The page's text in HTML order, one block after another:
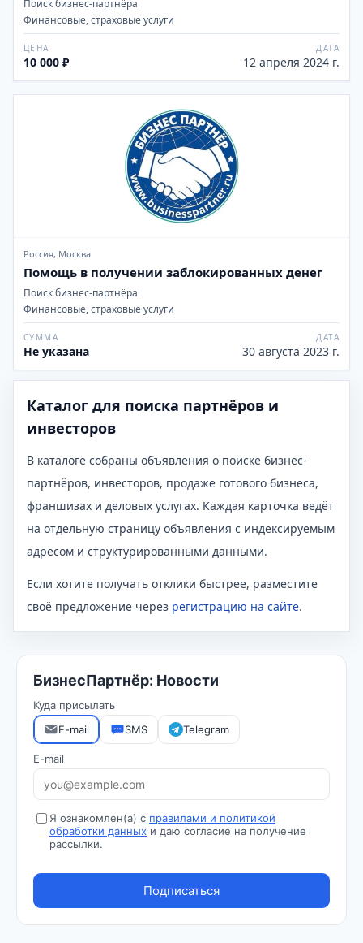
Поиск бизнес-партнёра
Финансовые, страховые услуги
ЦЕНА
10 000 ₽
ДАТА
12 апреля 2024 г.
Россия, Москва
Помощь в получении заблокированных денег
Поиск бизнес-партнёра
Финансовые, страховые услуги
СУММА
Не указана
ДАТА
30 августа 2023 г.
Каталог для поиска партнёров и
инвесторов
В каталоге собраны объявления о поиске бизнес-
партнёров, инвесторов, продаже готового бизнеса,
франшизах и деловых услугах. Каждая карточка ведёт
на отдельную страницу объявления с индексируемым
адресом и структурированными данными.
Если хотите получать отклики быстрее, разместите
своё предложение через регистрацию на сайте.